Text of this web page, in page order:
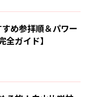
すめ参拝順＆パワー
全ガイド】